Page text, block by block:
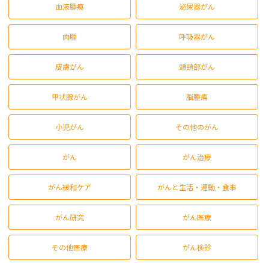
血液腫瘍 泌尿器がん
肉腫 呼吸器がん
皮膚がん 頭頸部がん
甲状腺がん 脳腫瘍
小児がん その他のがん
がん がん治療
がん緩和ケア がんと生活・運動・食事
がん研究 がん医療
その他医療 がん検診